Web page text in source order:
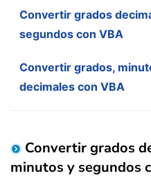
Convertir grados
segundos con VBA
Convertir grados,
decimales con VBA
Convertir grados
minutos y segundos